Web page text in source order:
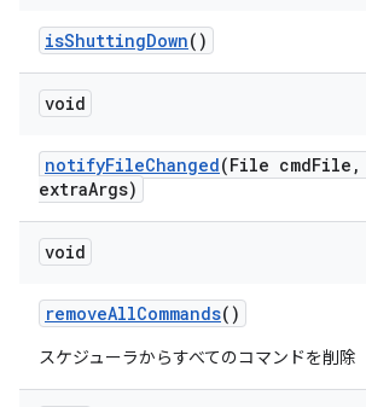
isShuttingDown()
void
notifyFileChanged(File cmdFile ,
extraArgs)
void
removeAllCommands()
スケジューラからすべてのコマンドを削除